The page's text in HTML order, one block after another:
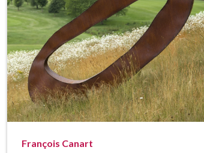
François Canart